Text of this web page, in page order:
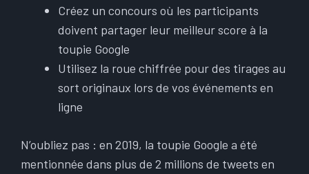
Créez un concours où les participants
doivent partager leur meilleur score à la
toupie Google
Utilisez la roue chiffrée pour des tirages au
sort originaux lors de vos événements en
ligne
N’oubliez pas : en 2019, la toupie Google a été
mentionnée dans plus de 2 millions de tweets en